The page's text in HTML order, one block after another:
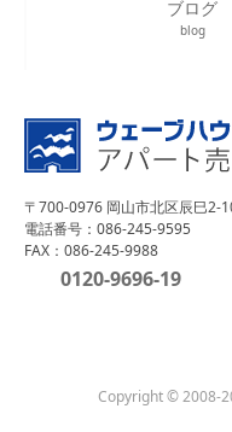
ブログ
blog
〒700-0976 岡山市北区辰巳2-
電話番号：086-245-9595
FAX：086-245-9988
0120-9696-19
Copyright © 2008-